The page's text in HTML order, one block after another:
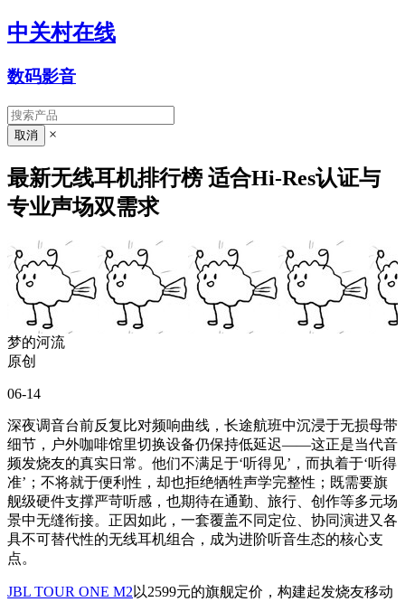
中关村在线
数码影音
×
最新无线耳机排行榜 适合Hi-Res认证与
专业声场双需求
梦的河流
原创
06-14
深夜调音台前反复比对频响曲线，长途航班中沉浸于无损母带
细节，户外咖啡馆里切换设备仍保持低延迟——这正是当代音
频发烧友的真实日常。他们不满足于‘听得见’，而执着于‘听得
准’；不将就于便利性，却也拒绝牺牲声学完整性；既需要旗
舰级硬件支撑严苛听感，也期待在通勤、旅行、创作等多元场
景中无缝衔接。正因如此，一套覆盖不同定位、协同演进又各
具不可替代性的无线耳机组合，成为进阶听音生态的核心支
点。
JBL TOUR ONE M2 以2599元的旗舰定价，构建起发烧友移动